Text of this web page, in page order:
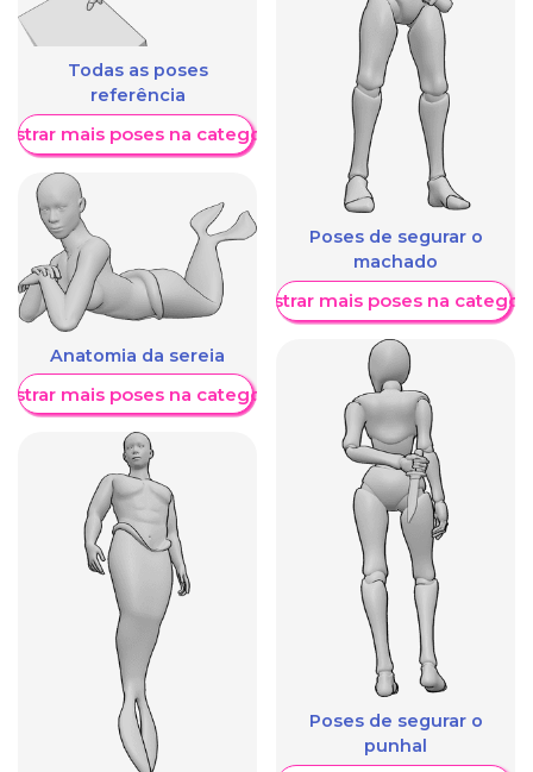
Todas as poses
referência
mais poses na categoria
Anatomia da sereia
mais poses na categoria
Poses de segurar o
machado
Mostrar mais poses na
Poses de segurar o
punhal